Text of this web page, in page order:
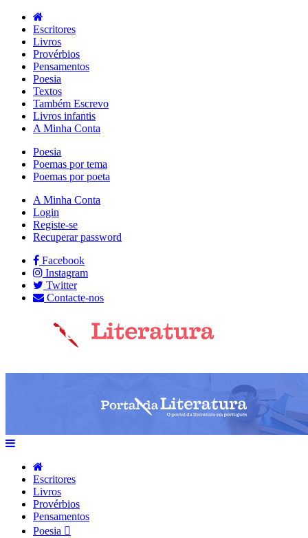
Escritores
Livros
Provérbios
Pensamentos
Poesia
Textos
Também Escrevo
Livros infantis
A Minha Conta
Poesia
Poemas por tema
Poemas por poeta
A Minha Conta
Login
Registe-se
Recuperar password
Facebook
Instagram
Twitter
Contacte-nos
Escritores
Livros
Provérbios
Pensamentos
Poesia